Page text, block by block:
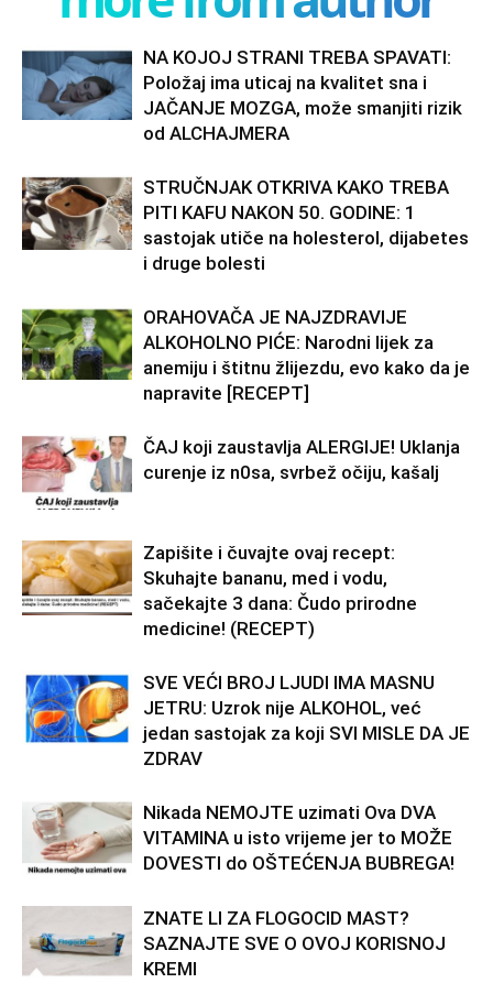
NA KOJOJ STRANI TREBA SPAVATI:
Položaj ima uticaj na kvalitet sna i
JAČANJE MOZGA, može smanjiti rizik
od ALCHAJMERA
STRUČNJAK OTKRIVA KAKO TREBA
PITI KAFU NAKON 50. GODINE: 1
sastojak utiče na holesterol, dijabetes
i druge bolesti
ORAHOVAČA JE NAJZDRAVIJE
ALKOHOLNO PIĆE: Narodni lijek za
anemiju i štitnu žlijezdu, evo kako da je
napravite [RECEPT]
ČAJ koji zaustavlja ALERGIJE! Uklanja
curenje iz n0sa, svrbež očiju, kašalj
Zapišite i čuvajte ovaj recept:
Skuhajte bananu, med i vodu,
sačekajte 3 dana: Čudo prirodne
medicine! (RECEPT)
SVE VEĆI BROJ LJUDI IMA MASNU
JETRU: Uzrok nije ALKOHOL, već
jedan sastojak za koji SVI MISLE DA JE
ZDRAV
Nikada NEMOJTE uzimati Ova DVA
VITAMINA u isto vrijeme jer to MOŽE
DOVESTI do OŠTEĆENJA BUBREGA!
ZNATE LI ZA FLOGOCID MAST?
SAZNAJTE SVE O OVOJ KORISNOJ
KREMI